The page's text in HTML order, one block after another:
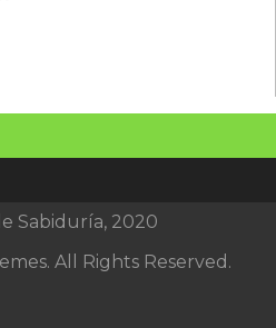
Sabiduría, 2020
. All Rights Reserved.